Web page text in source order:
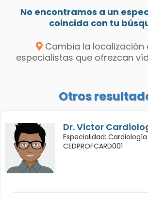
No encontramos a un
coincida con tu
Cambia la localización
especialistas que ofrezcan
Otros
Dr. Victor
Especialidad:
CEDPROFCARD001